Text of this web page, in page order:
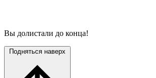
Вы долистали до конца!